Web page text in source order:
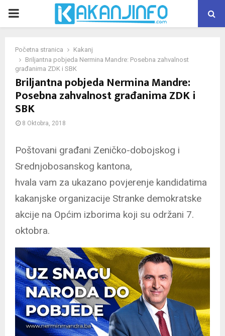
PRIMARY
Početna stranica
Kakanj
Briljantna pobjeda Nermina Mandre: Posebna zahvalnost
građanima ZDK i SBK
Briljantna pobjeda Nermina Mandre:
Posebna zahvalnost građanima ZDK i
SBK
8 Oktobra, 2018
Poštovani građani Zeničko-dobojskog i
Srednjobosanskog kantona,
hvala vam za ukazano povjerenje kandidatima
kakanjske organizacije Stranke demokratske
akcije na Općim izborima koji su održani 7.
oktobra.